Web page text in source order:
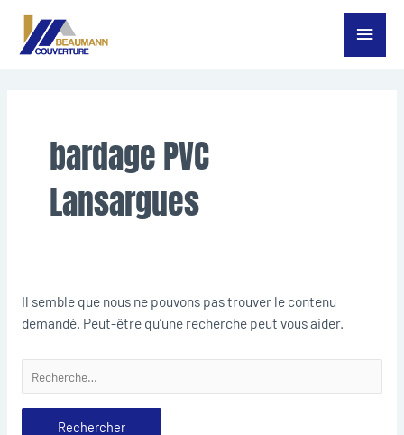
Aller
Menu
bardage PVC
Lansargues
Il semble que nous ne pouvons pas trouver le contenu
demandé. Peut-être qu’une recherche peut vous aider.